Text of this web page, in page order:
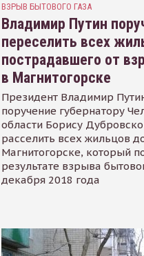
ВЗРЫВ БЫТОВОГО ГАЗА
Владимир Путин
переселить всех
пострадавшего от
в Магнитогорске
Президент Владимир
поручение губернатору
области Борису
расселить всех жильцов
Магнитогорске, который
результате взрыва
декабря 2018 года